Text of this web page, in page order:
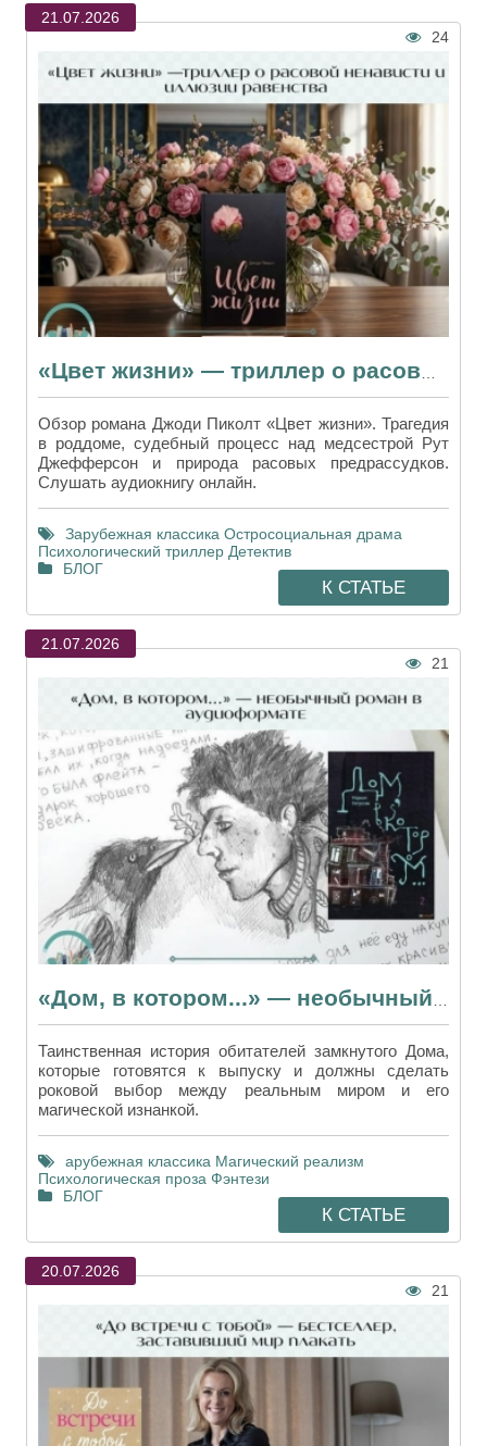
21.07.2026
24
Обзор романа Джоди Пиколт «Цвет жизни». Трагедия
в роддоме, судебный процесс над медсестрой Рут
Джефферсон и природа расовых предрассудков.
Слушать аудиокнигу онлайн.
Зарубежная классика Остросоциальная драма
Психологический триллер Детектив
БЛОГ
К СТАТЬЕ
21.07.2026
21
Таинственная история обитателей замкнутого Дома,
которые готовятся к выпуску и должны сделать
роковой выбор между реальным миром и его
магической изнанкой.
арубежная классика Магический реализм
Психологическая проза Фэнтези
БЛОГ
К СТАТЬЕ
20.07.2026
21